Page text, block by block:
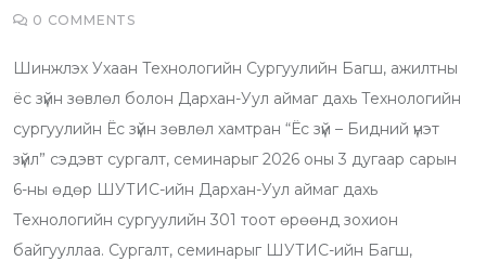
0 COMMENTS
Шинжлэх Ухаан Технологийн Сургуулийн Багш, ажилтны
ёс зүйн зөвлөл болон Дархан-Уул аймаг дахь Технологийн
сургуулийн Ёс зүйн зөвлөл хамтран “Ёс зүй – Бидний үнэт
зүйл” сэдэвт сургалт, семинарыг 2026 оны 3 дугаар сарын
6-ны өдөр ШУТИС-ийн Дархан-Уул аймаг дахь
Технологийн сургуулийн 301 тоот өрөөнд зохион
байгууллаа. Сургалт, семинарыг ШУТИС-ийн Багш,